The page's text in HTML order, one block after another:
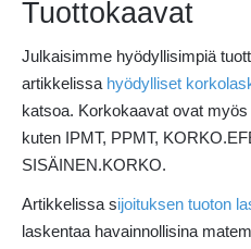
Tuottokaavat
Julkaisimme hyödyllisimpiä
artikkelissa hyödylliset
katsoa. Korkokaavat ovat
kuten IPMT, PPMT,
SISÄINEN.KORKO.
Artikkelissa sijoituksen tuoton
laskentaa havainnollisina